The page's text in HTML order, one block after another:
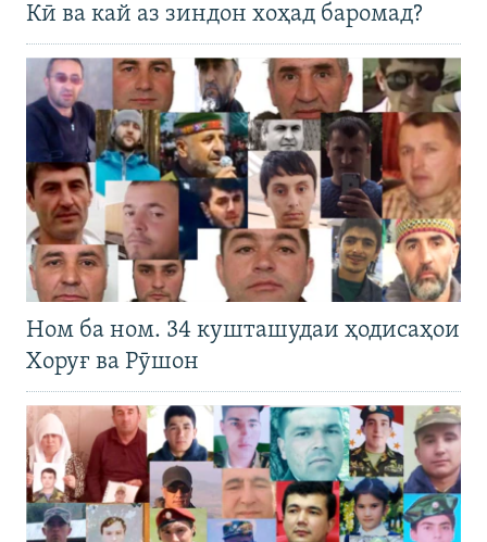
Кӣ ва кай аз зиндон хоҳад баромад?
Ном ба ном. 34 кушташудаи ҳодисаҳои
Хоруғ ва Рӯшон